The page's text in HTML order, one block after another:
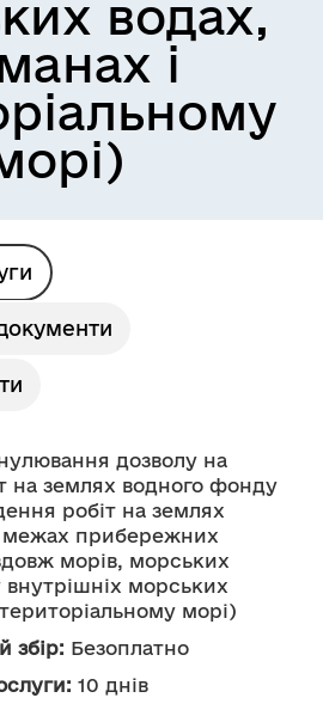
водах,
і
дозволу на
на землях водного фонду
робіт на землях
межах прибережних
морів, морських
внутрішніх морських
морі)
збір: Безоплатно
10 днів